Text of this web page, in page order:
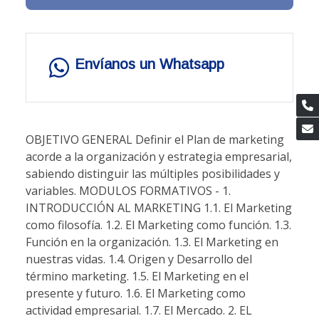
Envíanos un Whatsapp
OBJETIVO GENERAL Definir el Plan de marketing
acorde a la organización y estrategia empresarial,
sabiendo distinguir las múltiples posibilidades y
variables. MODULOS FORMATIVOS - 1.
INTRODUCCIÓN AL MARKETING 1.1. El Marketing
como filosofía. 1.2. El Marketing como función. 1.3.
Función en la organización. 1.3. El Marketing en
nuestras vidas. 1.4. Origen y Desarrollo del
término marketing. 1.5. El Marketing en el
presente y futuro. 1.6. El Marketing como
actividad empresarial. 1.7. El Mercado. 2. EL